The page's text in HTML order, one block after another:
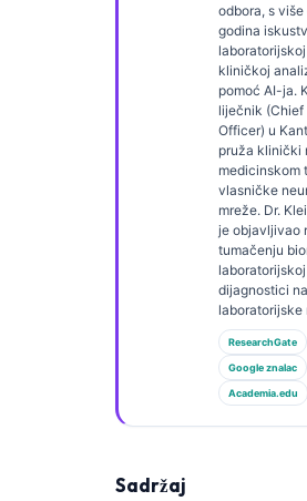
odbora, s više
godina
kliničkoj
pomoć AI-ja.
liječnik (Chief
Officer) u
pruža klinički
medicinskom
vlasničke
mreže. Dr.
je objavljivao
tumačenju
laboratorijskoj
dijagnostici
laboratorijske
ResearchGate
Google znalac
Academia.edu
Sadržaj